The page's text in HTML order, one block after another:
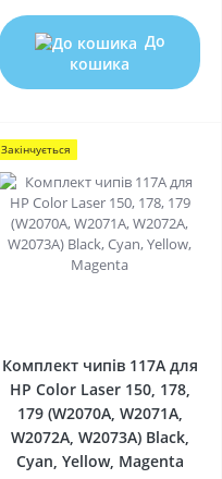
До
кошика
Закінчується
Комплект чипів 117A для
HP Color Laser 150, 178,
179 (W2070A, W2071A,
W2072A, W2073A) Black,
Cyan, Yellow, Magenta